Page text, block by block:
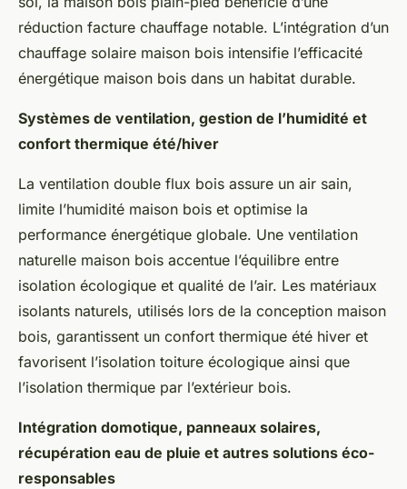
réduction facture chauffage notable. L’intégration d’un
chauffage solaire maison bois intensifie l’efficacité
énergétique maison bois dans un habitat durable.
Systèmes de ventilation, gestion de l’humidité et
confort thermique été/hiver
La ventilation double flux bois assure un air sain,
limite l’humidité maison bois et optimise la
performance énergétique globale. Une ventilation
naturelle maison bois accentue l’équilibre entre
isolation écologique et qualité de l’air. Les matériaux
isolants naturels, utilisés lors de la conception maison
bois, garantissent un confort thermique été hiver et
favorisent l’isolation toiture écologique ainsi que
l’isolation thermique par l’extérieur bois.
Intégration domotique, panneaux solaires,
récupération eau de pluie et autres solutions éco-
responsables